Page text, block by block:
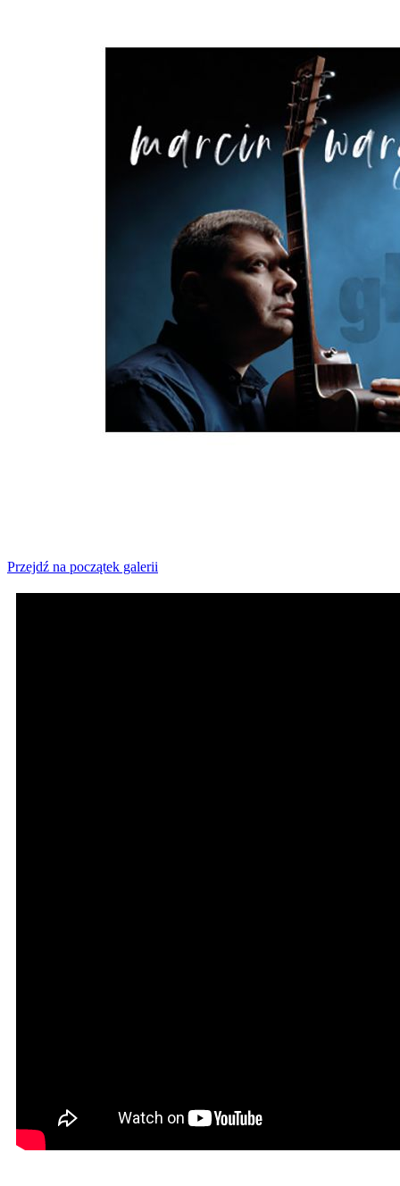
Przejdź na początek galerii